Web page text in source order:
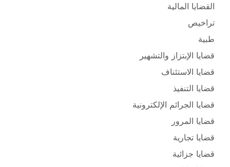
القضايا المالية
تراخيص
طبية
قضايا الإبتزاز والتشهير
قضايا الاستئناف
قضايا التنفيذ
قضايا الجرائم الإلكترونية
قضايا المرور
قضايا تجارية
قضايا جزائية